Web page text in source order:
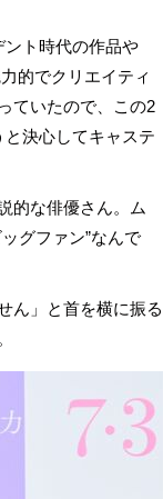
ント時代の作品や
的でクリエイティ
ていたので、この2
決心してキャステ
的な俳優さん。ム
グファン”なんで
ん」と首を横に振る